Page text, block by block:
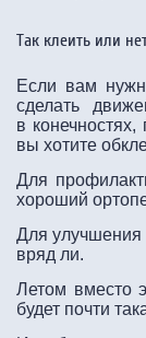
Так клеить или
Если вам
сделать
в
вы хотите
Для
хороший
Для улучшения
вряд ли.
Летом вместо
будет почти